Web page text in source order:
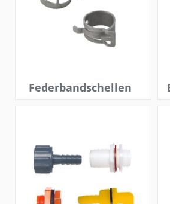
Federbandschellen